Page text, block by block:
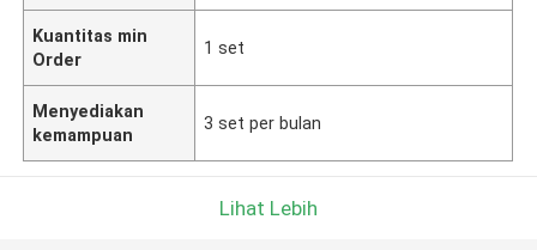
Kuantitas min
Order
1 set
Menyediakan
kemampuan
3 set per bulan
Lihat Lebih